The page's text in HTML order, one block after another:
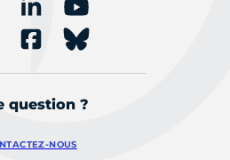
question ?
NOUS